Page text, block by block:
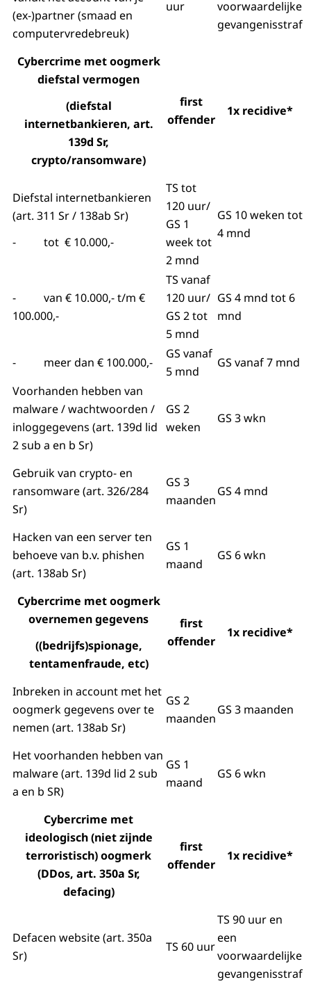
(ex-)partner (smaad en
computervredebreuk)
uur
voorwaardelijke
gevangenisstraf
Cybercrime met oogmerk
diefstal vermogen
(diefstal
internetbankieren, art.
139d Sr,
crypto/ransomware)
first
offender
1x recidive*
Diefstal internetbankieren
(art. 311 Sr / 138ab Sr)
- tot € 10.000,-
TS tot
120 uur/
GS 1
week tot
2 mnd
GS 10 weken tot
4 mnd
- van € 10.000,- t/m €
100.000,-
TS vanaf
120 uur/
GS 2 tot
5 mnd
GS 4 mnd tot 6
mnd
- meer dan € 100.000,-
GS vanaf
5 mnd
GS vanaf 7 mnd
Voorhanden hebben van
malware / wachtwoorden /
inloggegevens (art. 139d lid
2 sub a en b Sr)
GS 2
weken
GS 3 wkn
Gebruik van crypto- en
ransomware (art. 326/284
Sr)
GS 3
maanden
GS 4 mnd
Hacken van een server ten
behoeve van b.v. phishen
(art. 138ab Sr)
GS 1
maand
GS 6 wkn
Cybercrime met oogmerk
overnemen gegevens
((bedrijfs)spionage,
tentamenfraude, etc)
first
offender
1x recidive*
Inbreken in account met het
oogmerk gegevens over te
nemen (art. 138ab Sr)
GS 2
maanden
GS 3 maanden
Het voorhanden hebben van
malware (art. 139d lid 2 sub
a en b SR)
GS 1
maand
GS 6 wkn
Cybercrime met
ideologisch (niet zijnde
terroristisch) oogmerk
(DDos, art. 350a Sr,
defacing)
first
offender
1x recidive*
Defacen website (art. 350a
Sr)
TS 60 uur
TS 90 uur en
een
voorwaardelijke
gevangenisstraf